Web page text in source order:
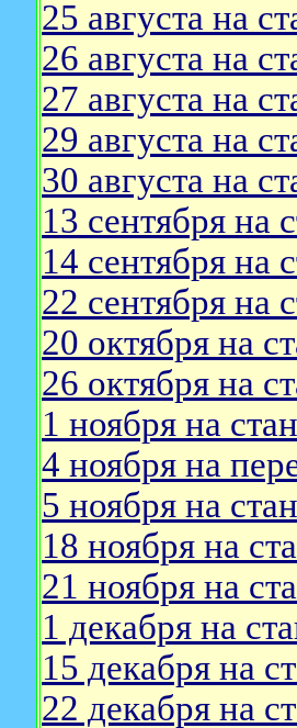
25 августа на
26 августа на
27 августа на
29 августа на
30 августа на
13 сентября на
14 сентября на
22 сентября на
20 октября на
26 октября на
1 ноября на
4 ноября на
5 ноября на
18 ноября на
21 ноября на
1 декабря на
15 декабря на
22 декабря на